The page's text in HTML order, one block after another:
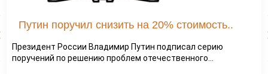
Путин поручил снизить на 20% стоимость..
Президент России Владимир Путин подписал серию
поручений по решению проблем отечественного...